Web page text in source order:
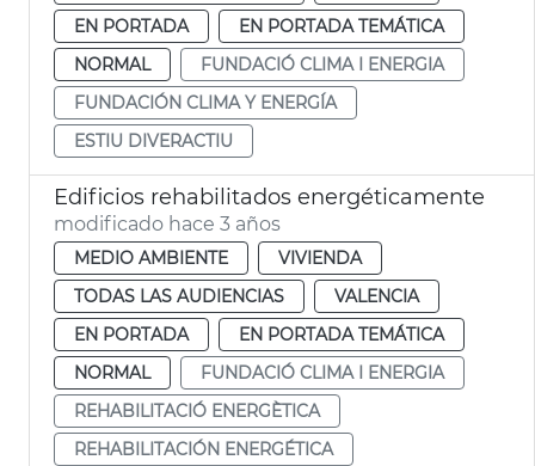
EN PORTADA
EN PORTADA TEMÁTICA
NORMAL
FUNDACIÓ CLIMA I ENERGIA
FUNDACIÓN CLIMA Y ENERGÍA
ESTIU DIVERACTIU
Edificios rehabilitados energéticamente
modificado hace 3 años
MEDIO AMBIENTE
VIVIENDA
TODAS LAS AUDIENCIAS
VALENCIA
EN PORTADA
EN PORTADA TEMÁTICA
NORMAL
FUNDACIÓ CLIMA I ENERGIA
REHABILITACIÓ ENERGÈTICA
REHABILITACIÓN ENERGÉTICA